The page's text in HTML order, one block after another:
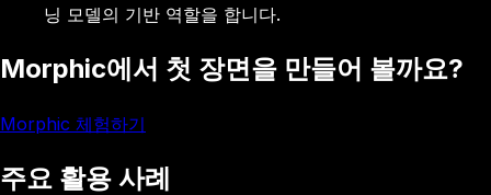
닝 모델의 기반 역할을 합니다.
Morphic에서 첫 장면을 만들어 볼까요?
Morphic 체험하기
주요 활용 사례